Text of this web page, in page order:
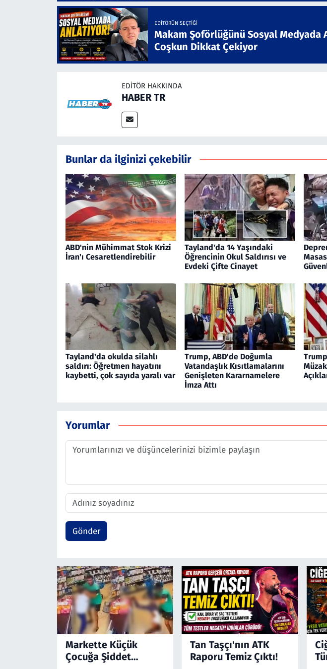
EDITÖRÜN SEÇTIĞI
Makam Şoförlüğünü Sosyal Medyada
Coşkun Dikkat Çekiyor
EDITÖR HAKKINDA
HABER TR
Bunlar da ilginizi çekebilir
ABD'nin Mühimmat Stok Krizi
İran'ı Cesaretlendirebilir
Tayland'da 14 Yaşındaki
Öğrencinin Okul Saldırısı ve
Evdeki Çifte Cinayet
Tayland'da okulda silahlı
saldırı: Öğretmen hayatını
kaybetti, çok sayıda yaralı var
Trump, ABD'de Doğumla
Vatandaşlık Kısıtlamalarını
Genişleten Kararnamelere
İmza Attı
Yorumlar
Gönder
Markette Küçük
Çocuğa Şiddet
Tan Taşçı'nın ATK
Raporu Temiz Çıktı!